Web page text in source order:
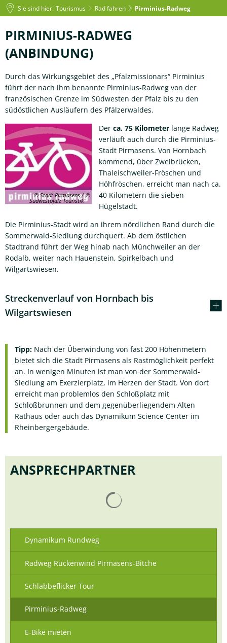
Sie sind hier: Tourismus Rad fahren Pirminius-Radweg
Pirminius-
Radweg
PIRMINIUS-RADWEG
(ANBINDUNG)
Durch das Wirkungsgebiet des „Pfalzmissionars“ Pirminius
führt der nach ihm benannte Pirminius-Radweg von der
französischen Grenze im Südwesten der Pfalz bis zu den
südöstlichen Ausläufern des Pfälzerwaldes.
© Stadt Pirmasens /
Südwestpfalz Touristik
Der ca. 75 Kilometer lange Radweg
verläuft auch durch die Pirminius-
Stadt Pirmasens. Von Hornbach
kommend, über Zweibrücken,
Thaleischweiler-Fröschen und
Höhfröschen, erreicht man nach ca.
40 Kilometern die sieben
Hügelstadt.
Die Pirminius-Stadt wird an ihrem nördlichen Rand durch die
Sommerwald-Siedlung durchquert. Ab dem östlichen
Stadtrand führt der Weg hinab nach Münchweiler an der
Rodalb, weiter nach Hauenstein, Spirkelbach und
Wilgartswiesen.
Streckenverlauf von Hornbach bis
Wilgartswiesen
Tipp: Nach der Überwindung von fast 200 Höhenmetern
bietet sich die Stadt Pirmasens als Rastmöglichkeit perfekt
an. In wenigen Minuten ist man von der Sommerwald-
Siedlung am Exerzierplatz, im Herzen der Stadt. Von dort
erreicht man problemlos den Schloßplatz mit
Schloßbrunnen und dem gegenüberliegendem Alten
Rathaus oder auch das Dynamikum Science Center im
Rheinbergergebäude.
ANSPRECHPARTNER
Dynamikum Rundweg
Radweg Rückenwind Pirmasens-Bitche
Schlabbeflicker Tour
Pirminius-Radweg
E-Bike mieten